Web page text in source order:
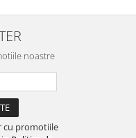
la
ci si
9H la
un aspect
noastre
cu promotiile